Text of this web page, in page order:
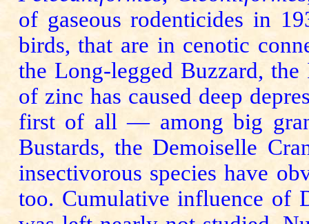
of gaseous rodenticides in
birds, that are in cenotic
the Long-legged Buzzard,
of zinc has caused deep
first of all — among big
Bustards, the Demoiselle
insectivorous species have
too. Cumulative influence of